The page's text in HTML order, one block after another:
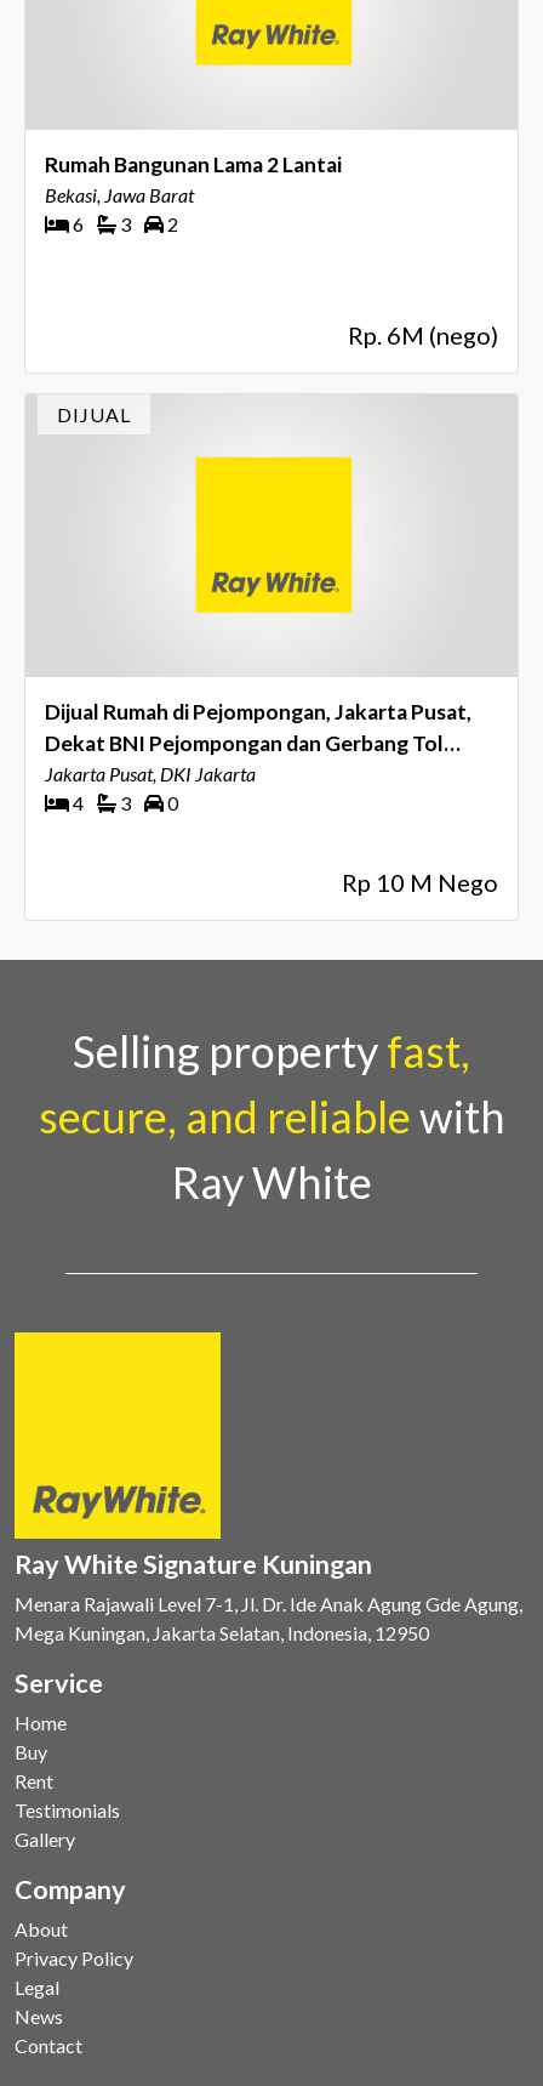
Rumah Bangunan Lama 2 Lantai
Bekasi, Jawa Barat
6
3 2
Rp. 6M (nego)
DIJUAL
Dijual Rumah di Pejompongan, Jakarta Pusat,
Dekat BNI Pejompongan dan Gerbang Tol
Pejompongan
Jakarta Pusat, DKI Jakarta
4
3 0
Rp 10 M Nego
Selling propertyfast,
secure, and reliablewith
Ray White
Ray White Signature Kuningan
Menara Rajawali Level 7-1, Jl. Dr. Ide Anak Agung Gde Agung,
Mega Kuningan, Jakarta Selatan, Indonesia, 12950
Service
Home
Buy
Rent
Testimonials
Gallery
Company
About
Privacy Policy
Legal
News
Contact